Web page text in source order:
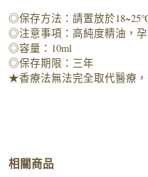
◎保存方法：請置放於
◎注意事項：高純度精油，
◎容量：10ml
◎保存期限：三年
★香療法無法完全取代醫療
相關商品